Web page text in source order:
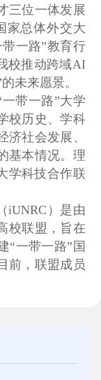
三位一体发展
家总体外交大
一路”教育行
校推动跨域AI
未来愿景。
带一路”大学
校历史、学科
社会发展、
基本情况。理
学科技合作联
iUNRC）是由
校联盟，旨在
“一带一路”国
前，联盟成员